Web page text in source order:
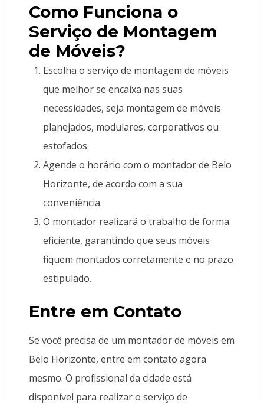
Como Funciona o
Serviço de Montagem
de Móveis?
Escolha o serviço de montagem de móveis
que melhor se encaixa nas suas
necessidades, seja montagem de móveis
planejados, modulares, corporativos ou
estofados.
Agende o horário com o montador de Belo
Horizonte, de acordo com a sua
conveniência.
O montador realizará o trabalho de forma
eficiente, garantindo que seus móveis
fiquem montados corretamente e no prazo
estipulado.
Entre em Contato
Se você precisa de um montador de móveis em
Belo Horizonte, entre em contato agora
mesmo. O profissional da cidade está
disponível para realizar o serviço de